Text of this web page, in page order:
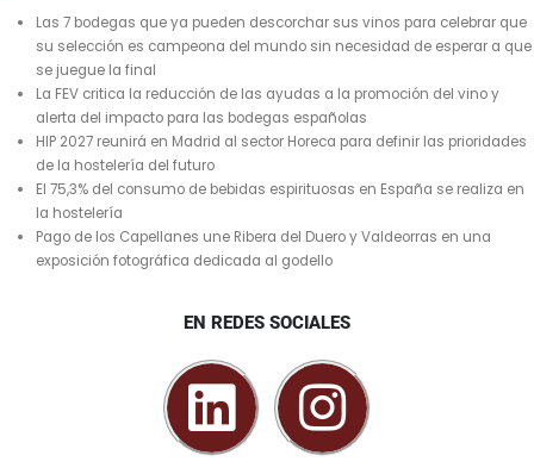
Las 7 bodegas que ya pueden descorchar sus vinos para celebrar que
su selección es campeona del mundo sin necesidad de esperar a que
se juegue la final
La FEV critica la reducción de las ayudas a la promoción del vino y
alerta del impacto para las bodegas españolas
HIP 2027 reunirá en Madrid al sector Horeca para definir las prioridades
de la hostelería del futuro
El 75,3% del consumo de bebidas espirituosas en España se realiza en
la hostelería
Pago de los Capellanes une Ribera del Duero y Valdeorras en una
exposición fotográfica dedicada al godello
EN REDES SOCIALES